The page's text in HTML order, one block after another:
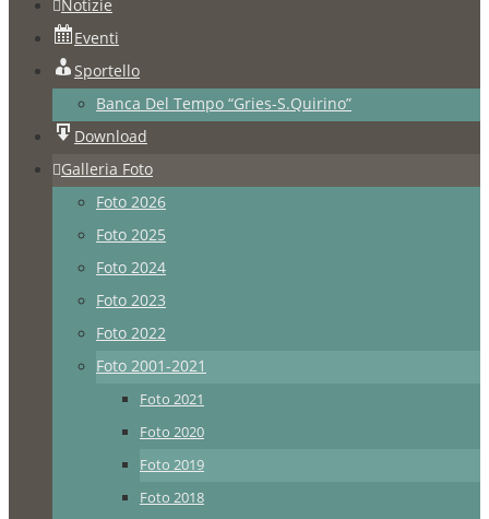
contenuto
Notizie
Eventi
Sportello
Banca Del Tempo “Gries-S.Quirino”
Download
Galleria Foto
Foto 2026
Foto 2025
Foto 2024
Foto 2023
Foto 2022
Foto 2001-2021
Foto 2021
Foto 2020
Foto 2019
Foto 2018